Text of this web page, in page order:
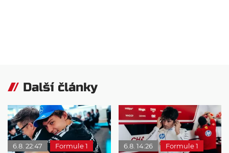
Další články
6.8. 22:47 Formule 1 6.8. 14:26 Formule 1